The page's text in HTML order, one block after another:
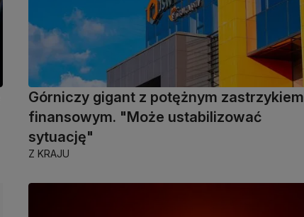
Górniczy gigant z potężnym zastrzykiem
finansowym. "Może ustabilizować
sytuację"
Z KRAJU